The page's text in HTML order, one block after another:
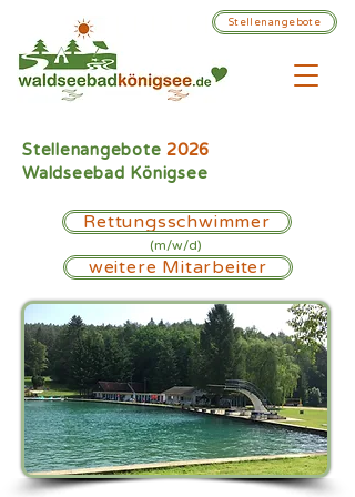
Stellenangebote
Stellenangebote 2026
Waldseebad Königsee
Rettungsschwimmer
(m/w/d)
weitere Mitarbeiter